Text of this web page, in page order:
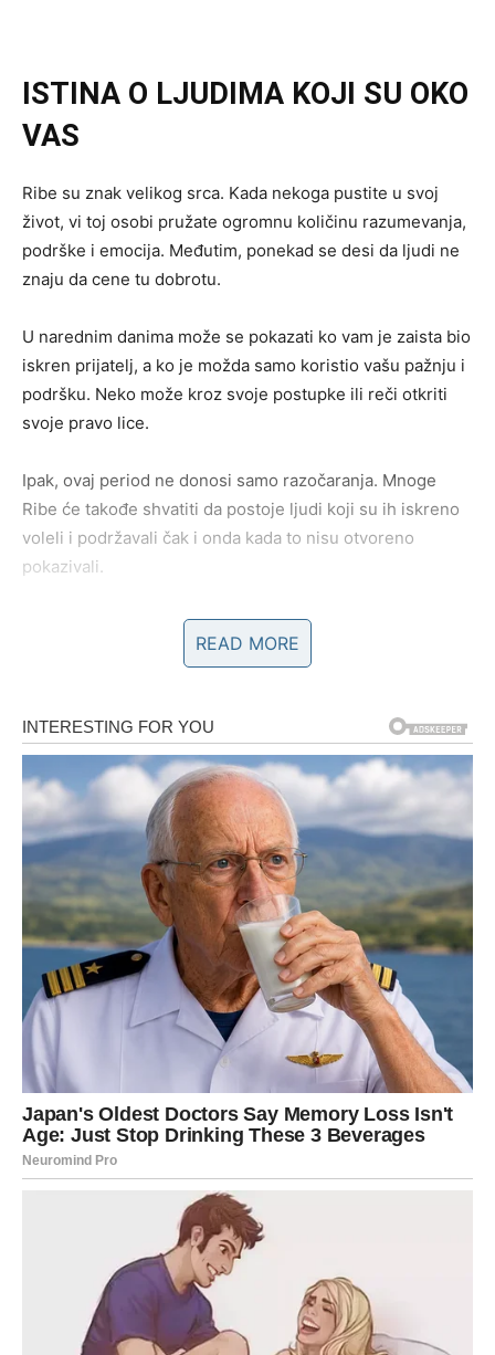
ISTINA O LJUDIMA KOJI SU OKO
VAS
Ribe su znak velikog srca. Kada nekoga pustite u svoj
život, vi toj osobi pružate ogromnu količinu razumevanja,
podrške i emocija. Međutim, ponekad se desi da ljudi ne
znaju da cene tu dobrotu.
U narednim danima može se pokazati ko vam je zaista bio
iskren prijatelj, a ko je možda samo koristio vašu pažnju i
podršku. Neko može kroz svoje postupke ili reči otkriti
svoje pravo lice.
Ipak, ovaj period ne donosi samo razočaranja. Mnoge
Ribe će takođe shvatiti da postoje ljudi koji su ih iskreno
voleli i podržavali čak i onda kada to nisu otvoreno
pokazivali.
Istina ponekad razdvaja odnose, ali istovremeno pokazuje
i ko je vredan da ostane u vašem životu.
LJUBAV – EMOCIJE KOJE VIŠE
NE MOGU BITI SAKRIVENE
U ljubavnom životu Ribe ulaze u veoma emotivan period.
Ako ste u vezi, moguće je da će doći do razgovora koji
razjašnjava mnoge stvari između vas i partnera.
Neko može konačno priznati ono što je dugo skrivao –
bilo da je reč o dubokim emocijama, planovima za
budućnost ili objašnjenju nekih situacija koje su vas
zbunjivale.
Za neke Ribe ovaj period donosi potvrdu ljubavi i jačanje
odnosa. Shvatićete da osoba pored vas ima iskrena
osećanja i da vaša veza može postati još stabilnija.
Za druge, istina može doneti i određenu dozu
razočaranja. Možda ćete shvatiti da neko nije bio potpuno
iskren ili da su njegova osećanja drugačija nego što ste
mislili. Iako takva saznanja mogu biti bolna, ona vam
pomažu da ne ostajete u odnosima koji nisu iskreni.
READ MORE